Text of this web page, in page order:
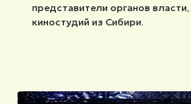
представители органов
киностудий из Сибири.